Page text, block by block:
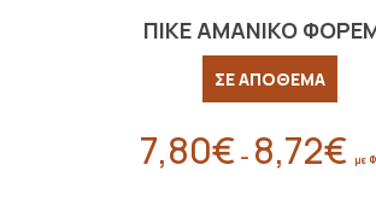
ΠΙΚΕ ΑΜΑΝΙΚΟ
ΣΕ ΑΠΟΘΕΜΑ
7,80€ – 8,72€ με